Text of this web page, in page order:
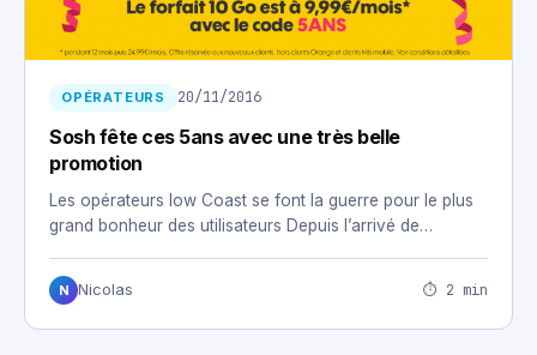
OPÉRATEURS 20/11/2016
Sosh fête ces 5ans avec une très belle
promotion
Les opérateurs low Coast se font la guerre pour le plus
grand bonheur des utilisateurs Depuis l’arrivé de…
N Nicolas ⏱ 2 min